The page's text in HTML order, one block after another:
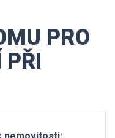
PRO
PŘI